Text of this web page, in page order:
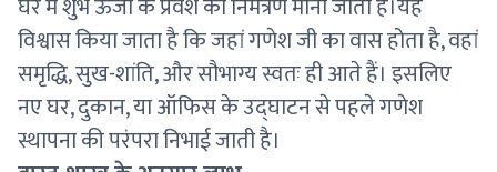
घर में शुभ ऊर्जा के प्रवेश का निमंत्रण माना जाता है।यह
विश्वास किया जाता है कि जहां गणेश जी का वास होता है, वहां
समृद्धि, सुख-शांति, और सौभाग्य स्वतः ही आते हैं। इसलिए
नए घर, दुकान, या ऑफिस के उद्घाटन से पहले गणेश
स्थापना की परंपरा निभाई जाती है।